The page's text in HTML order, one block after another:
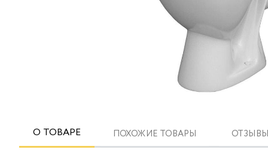
О ТОВАРЕ ПОХОЖИЕ ТОВАРЫ